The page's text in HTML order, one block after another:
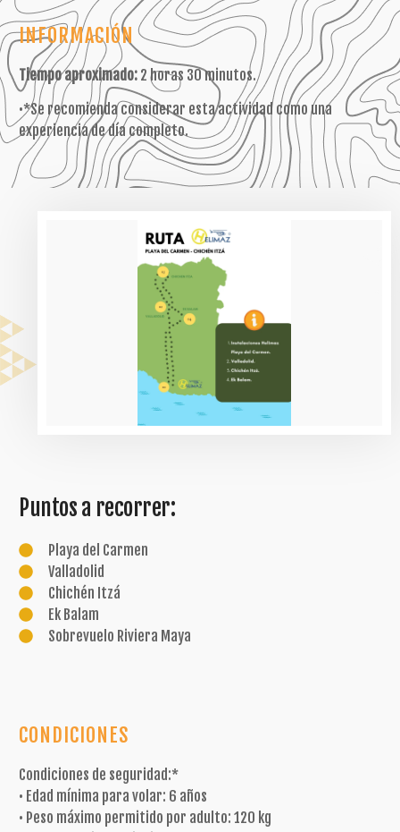
INFORMACIÓN
Tiempo aproximado: 2 horas 30 minutos.
•*Se recomienda considerar esta actividad como una
experiencia de día completo.
Puntos a recorrer:
Playa del Carmen
Valladolid
Chichén Itzá
Ek Balam
Sobrevuelo Riviera Maya
CONDICIONES
Condiciones de seguridad:*
• Edad mínima para volar: 6 años
• Peso máximo permitido por adulto: 120 kg